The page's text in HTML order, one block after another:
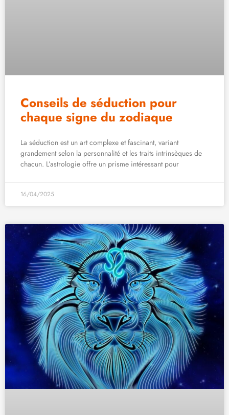
Conseils de séduction pour
chaque signe du zodiaque
La séduction est un art complexe et fascinant, variant
grandement selon la personnalité et les traits intrinsèques de
chacun. L’astrologie offre un prisme intéressant pour
16/04/2025